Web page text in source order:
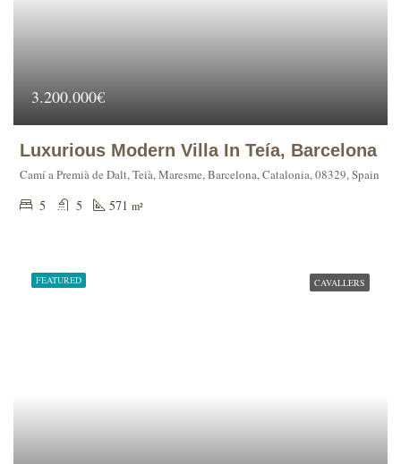
3.200.000€
Luxurious Modern Villa In Teía, Barcelona
Camí a Premià de Dalt, Teià, Maresme, Barcelona, Catalonia, 08329, Spain
5 5 571 m²
FEATURED CAVALLERS